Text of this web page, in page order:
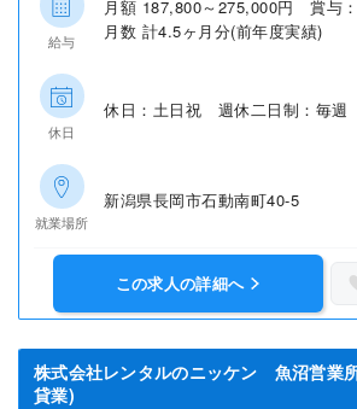
給与
月額 187,800～275,000円 賞
月数 計4.5ヶ月分(前年度実績)
休日
休日：土日祝 週休二日制：毎週
就業場所
新潟県長岡市石動南町40-5
この求人の詳細へ
株式会社レンタルのニッケン 魚沼営業
貸業)